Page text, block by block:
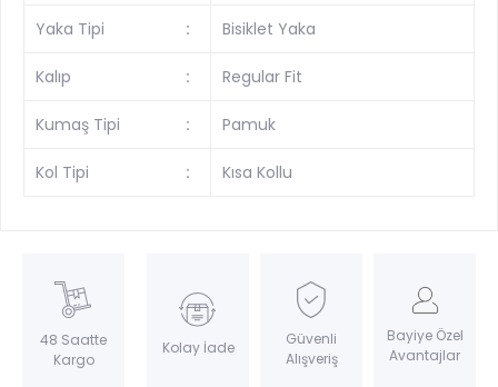
Yaka Tipi : Bisiklet Yaka
Kalıp : Regular Fit
Kumaş Tipi : Pamuk
Kol Tipi : Kısa Kollu
48 Saatte
Kargo
Kolay İade
Güvenli
Alışveriş
Bayiye Özel
Avantajlar